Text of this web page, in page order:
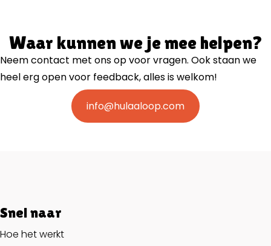
Waar kunnen we je mee helpen?
Neem contact met ons op voor vragen. Ook staan we
heel erg open voor feedback, alles is welkom!
info@hulaaloop.com
Snel naar
Hoe het werkt